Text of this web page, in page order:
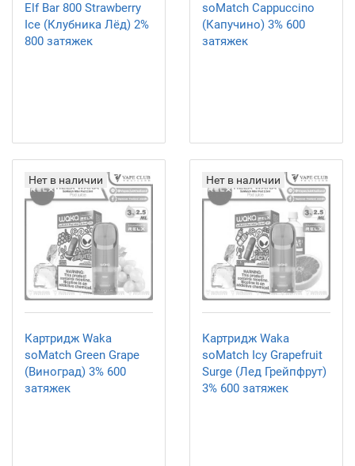
Elf Bar 800 Strawberry
Ice (Клубника Лёд) 2%
800 затяжек
soMatch Cappuccino
(Капучино) 3% 600
затяжек
Нет в наличии
Картридж Waka
soMatch Green Grape
(Виноград) 3% 600
затяжек
Нет в наличии
Картридж Waka
soMatch Icy Grapefruit
Surge (Лед Грейпфрут)
3% 600 затяжек